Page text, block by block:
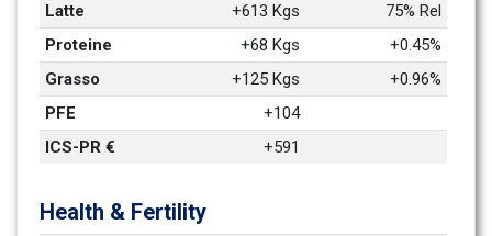
Latte +613 Kgs
75% Rel
Proteine
+68 Kgs
+0.45%
Grasso
+125 Kgs
+0.96%
PFE
+104
ICS-PR €
+591
Health & Fertility